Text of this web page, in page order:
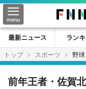
最新ニュース ラン
トップ
スポーツ 野球
前年王者・佐賀